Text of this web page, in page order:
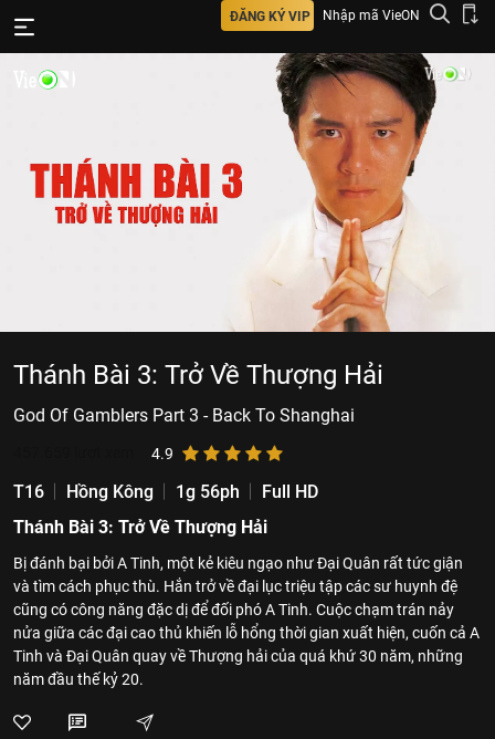
ĐĂNG KÝ VIP Nhập mã VieON
Thánh Bài 3: Trở Về Thượng Hải
God Of Gamblers Part 3 - Back To Shanghai
4.9
T16 Hồng Kông 1g 56ph
Full HD
Thánh Bài 3: Trở Về Thượng Hải
Bị đánh bại bởi A Tinh, một kẻ kiêu ngạo như Đại Quân rất tức giận
và tìm cách phục thù. Hắn trở về đại lục triệu tập các sư huynh đệ
cũng có công năng đặc dị để đối phó A Tinh. Cuộc chạm trán nảy
nửa giữa các đại cao thủ khiến lỗ hổng thời gian xuất hiện, cuốn cả A
Tinh và Đại Quân quay về Thượng hải của quá khứ 30 năm, những
năm đầu thế kỷ 20.